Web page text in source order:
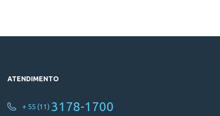
ATENDIMENTO
+ 55 (11) 3178-1700